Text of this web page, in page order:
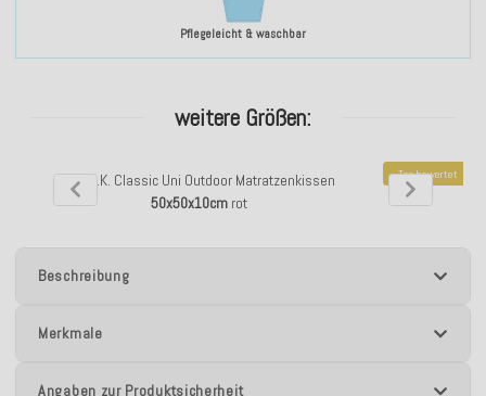
Pflegeleicht & waschbar
weitere Größen:
H.O.C.K. Classic Uni Outdoor Matratzenkissen
50x50x10cm rot
Top bewertet
H.O.C.K.
Beschreibung
Merkmale
Angaben zur Produktsicherheit